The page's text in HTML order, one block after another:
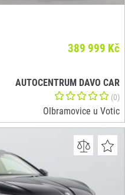
389 999 Kč
AUTOCENTRUM DAVO CAR
(0)
Olbramovice u Votic